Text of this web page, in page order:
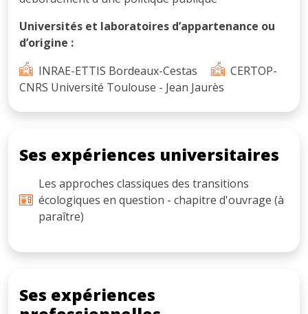
Universités et laboratoires d’appartenance ou
d’origine :
INRAE-ETTIS Bordeaux-Cestas
CERTOP-
CNRS Université Toulouse - Jean Jaurès
Ses expériences universitaires
Les approches classiques des transitions
écologiques en question - chapitre d'ouvrage (à
paraître)
Ses expériences